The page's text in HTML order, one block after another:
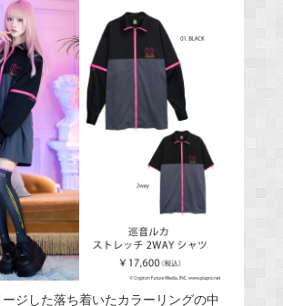
ージした落ち着いたカラーリングの中